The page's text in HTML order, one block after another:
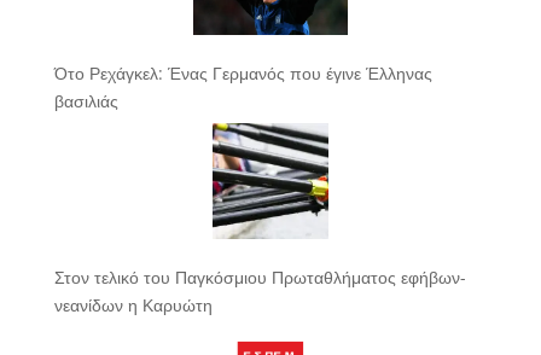
Ότο Ρεχάγκελ: Ένας Γερμανός που έγινε Έλληνας
βασιλιάς
Στον τελικό του Παγκόσμιου Πρωταθλήματος εφήβων-
νεανίδων η Καρυώτη